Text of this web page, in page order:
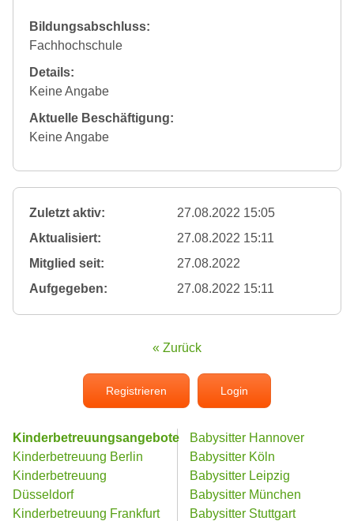
Bildungsabschluss:
Fachhochschule
Details:
Keine Angabe
Aktuelle Beschäftigung:
Keine Angabe
Zuletzt aktiv:
27.08.2022 15:05
Aktualisiert:
27.08.2022 15:11
Mitglied seit:
27.08.2022
Aufgegeben:
27.08.2022 15:11
« Zurück
Registrieren Login
Kinderbetreuungsangebote
Kinderbetreuung Berlin
Kinderbetreuung
Düsseldorf
Kinderbetreuung Frankfurt
Babysitter Hannover
Babysitter Köln
Babysitter Leipzig
Babysitter München
Babysitter Stuttgart